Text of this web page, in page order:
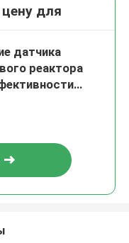
для
датчика
реактора